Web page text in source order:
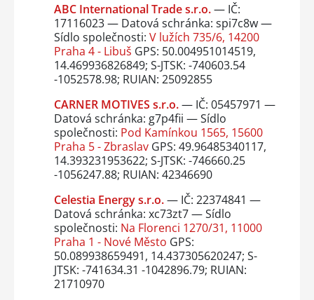
ABC International Trade s.r.o.— IČ:
17116023 — Datová schránka: spi7c8w —
Sídlo společnosti: V lužích 735/6, 14200
Praha 4 - Libuš GPS: 50.004951014519,
14.469936826849; S-JTSK: -740603.54
-1052578.98; RUIAN: 25092855
CARNER MOTIVES s.r.o.— IČ: 05457971 —
Datová schránka: g7p4fii — Sídlo
společnosti: Pod Kamínkou 1565, 15600
Praha 5 - ZbraslavGPS: 49.96485340117,
14.393231953622; S-JTSK: -746660.25
-1056247.88; RUIAN: 42346690
Celestia Energy s.r.o.— IČ: 22374841 —
Datová schránka: xc73zt7 — Sídlo
společnosti: Na Florenci 1270/31, 11000
Praha 1 - Nové Město GPS:
50.089938659491, 14.437305620247; S-
JTSK: -741634.31 -1042896.79; RUIAN:
21710970